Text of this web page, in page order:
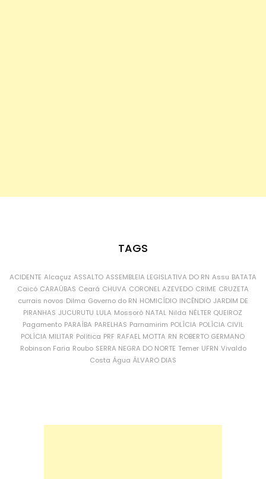
TAGS
ACIDENTE Alcaçuz ASSALTO ASSEMBLEIA LEGISLATIVA DO RN Assu BATATA
Caicó CARAÚBAS Ceará CHUVA CORONEL AZEVEDO CRIME CRUZETA
currais novos Dilma Governo do RN HOMICÍDIO INCÊNDIO JARDIM DE
PIRANHAS JUCURUTU LULA Mossoró NATAL Nilda NÉLTER QUEIROZ
Pagamento PARAÍBA PARELHAS Parnamirim POLÍCIA POLÍCIA CIVIL
POLÍCIA MILITAR Política PRF RAFAEL MOTTA RN ROBERTO GERMANO
Robinson Faria Roubo SERRA NEGRA DO NORTE Temer UFRN Vivaldo
Costa Água ÁLVARO DIAS